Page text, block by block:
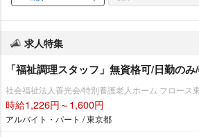
求人特集
「福祉調理スタッフ」無資格可/日勤の
社会福祉法人善光会/特別養護老人ホーム フロース
時給1,226円～1,600円
アルバイト・パート / 東京都